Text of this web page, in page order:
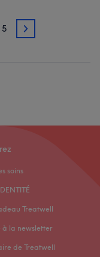
5 3
soins
Treatwell
à la newsletter
de Treatwell